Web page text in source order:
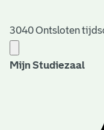
3040 Ontsloten
Mijn Studiezaal